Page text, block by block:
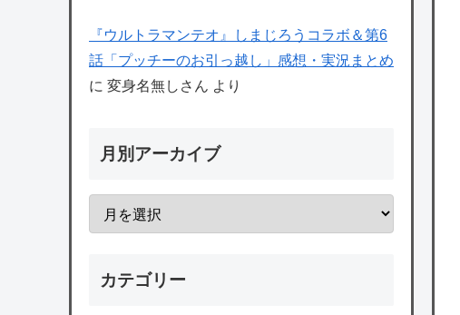
『ウルトラマンテオ』しまじろうコラボ＆第6
話「プッチーのお引っ越し」感想・実況まとめ
に 変身名無しさん より
月別アーカイブ
カテゴリー